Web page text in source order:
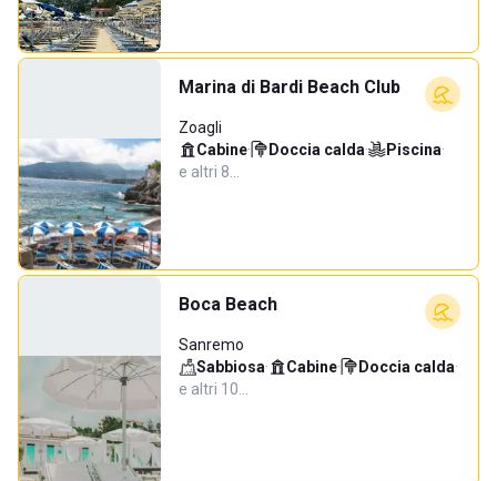
Marina di Bardi Beach Club
Zoagli
Cabine· Doccia calda· Piscina·
e altri 8…
Boca Beach
Sanremo
Sabbiosa· Cabine· Doccia calda·
e altri 10…